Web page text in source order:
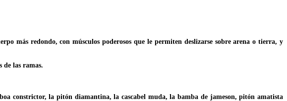
más redondo, con músculos poderosos que le permiten deslizarse sobre arena o tierra, y
de las ramas.
constrictor, la pitón diamantina, la cascabel muda, la bamba de jameson, pitón amatista